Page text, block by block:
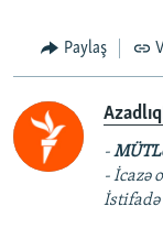
Paylaş
-
- İcazə
İstifadə